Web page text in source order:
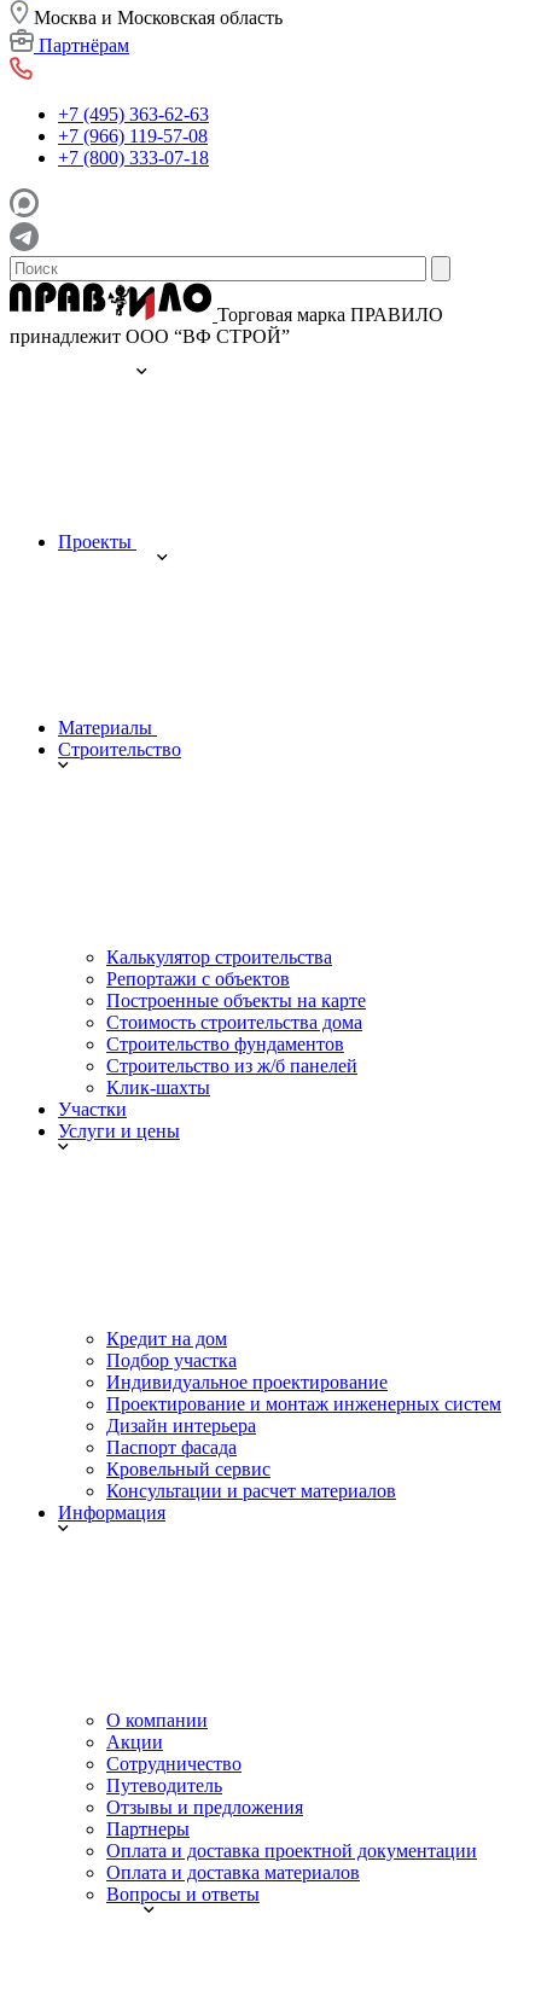
Москва и Московская область
Партнёрам
+7 (495) 363-62-63
+7 (966) 119-57-08
+7 (800) 333-07-18
Торговая марка ПРАВИЛО
принадлежит ООО “ВФ СТРОЙ”
Проекты
Материалы
Строительство
Калькулятор строительства
Репортажи с объектов
Построенные объекты на карте
Стоимость строительства дома
Строительство фундаментов
Строительство из ж/б панелей
Клик-шахты
Участки
Услуги и цены
Кредит на дом
Подбор участка
Индивидуальное проектирование
Проектирование и монтаж инженерных систем
Дизайн интерьера
Паспорт фасада
Кровельный сервис
Консультации и расчет материалов
Информация
О компании
Акции
Сотрудничество
Путеводитель
Отзывы и предложения
Партнеры
Оплата и доставка проектной документации
Оплата и доставка материалов
Вопросы и ответы